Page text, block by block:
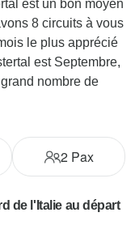
est un bon moyen
8 circuits à vous
le plus apprécié
est Septembre,
nombre de
2Pax
de l'Italie au départ